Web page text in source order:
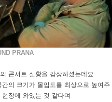
PRANA
콘서트 실황을 감상하셨는데요
의 크기가 몰입도를 최상으로 높여주
장에 와있는 것 같다며